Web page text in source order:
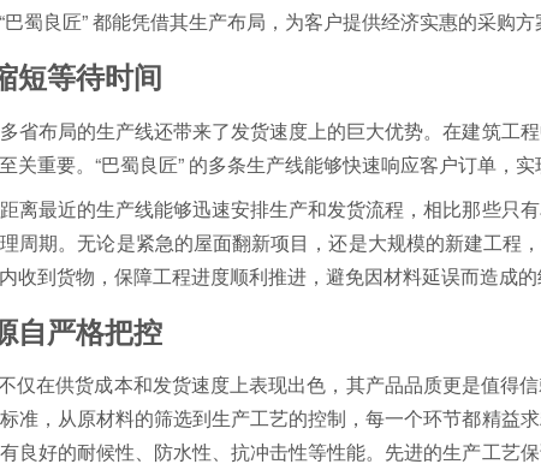
蜀良匠” 都能凭借其生产布局，为客户提供经济实惠的采购方
短等待时间
省布局的生产线还带来了发货速度上的巨大优势。在建筑工
关重要。“巴蜀良匠” 的多条生产线能够快速响应客户订单，实
离最近的生产线能够迅速安排生产和发货流程，相比那些只
周期。无论是紧急的屋面翻新项目，还是大规模的新建工程，
收到货物，保障工程进度顺利推进，避免因材料延误而造成的
自严格把控
仅在供货成本和发货速度上表现出色，其产品品质更是值得
准，从原材料的筛选到生产工艺的控制，每一个环节都精益
良好的耐候性、防水性、抗冲击性等性能。先进的生产工艺